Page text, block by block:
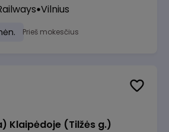
Vilnius
Prieš mokesčius
Klaipėdoje (Tilžės g.)